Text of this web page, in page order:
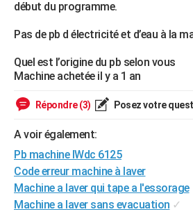
BRICOLAGE
Forum
Aménagement intérieur
Extérieur
Cuisine
Salle de bains
Jardinage
Rangement
WEEK-END
Guides de France
Escapades
Patrimoine
Expositions
Musées
Week-end nature
+LIFESTYLE
Alimentation
Guide de la santé
Maladies
Médicaments
Sommeil
Destinations
City break
Voyage nature
Voyage de noces
Forum
Climat
+
GUIDES D'ACHAT
BONS PLANS
début du programme.
Pas de pb d électricité et d’eau à la
Quel est l’origine du pb selon vous
Machine achetée il y a 1 an
Répondre (3) Posez votre
A voir également:
Pb machine IWdc 6125
Code erreur machine à laver
Machine a laver qui tape a l'essorage
Machine a laver sans evacuation ✓